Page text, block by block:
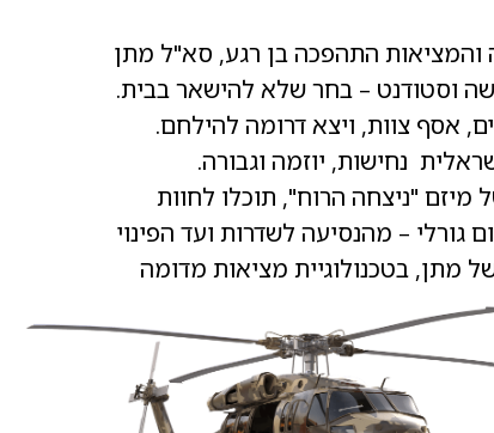
והמציאות התהפכה בן רגע, סא"ל מתן
וסטודנט – בחר שלא להישאר בבית.
אסף צוות, ויצא דרומה להילחם.
נחישות, יוזמה וגבורה.
מיזם "ניצחה הרוח", תוכלו לחוות
גורלי – מהנסיעה לשדרות ועד הפינוי
מתן, בטכנולוגיית מציאות מדומה